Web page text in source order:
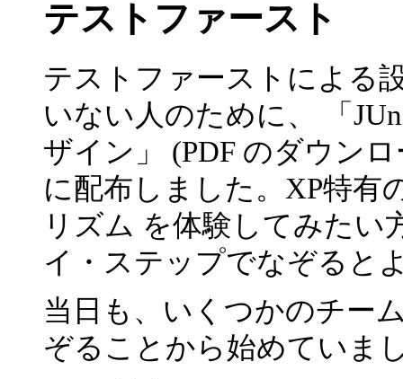
テストファースト
テストファーストによる
いない人のために、 「
ザイン」 (PDF のダウン
に配布しました。XP特有
リズム を体験してみたい
イ・ステップでなぞると
当日も、いくつかのチー
ぞることから始めていま